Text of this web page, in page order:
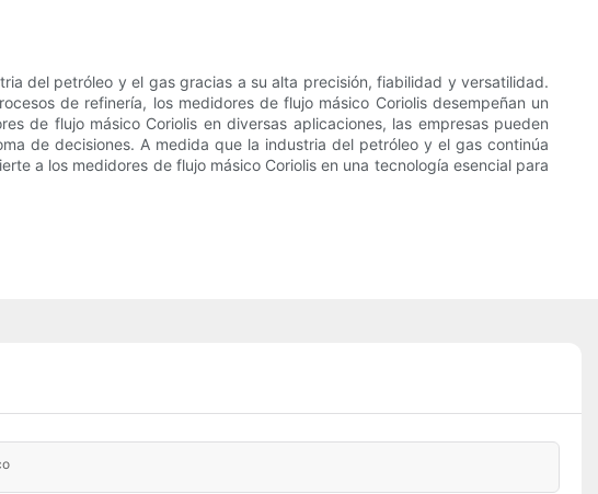
del petróleo y el gas gracias a su alta precisión, fiabilidad y versatilidad.
de refinería, los medidores de flujo másico Coriolis desempeñan un
de flujo másico Coriolis en diversas aplicaciones, las empresas pueden
de decisiones. A medida que la industria del petróleo y el gas continúa
a los medidores de flujo másico Coriolis en una tecnología esencial para